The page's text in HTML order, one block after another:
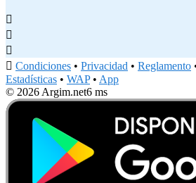



 Condiciones • Privacidad • Reglamento
Estadísticas • WAP• App
© 2026 Argim.net6 ms